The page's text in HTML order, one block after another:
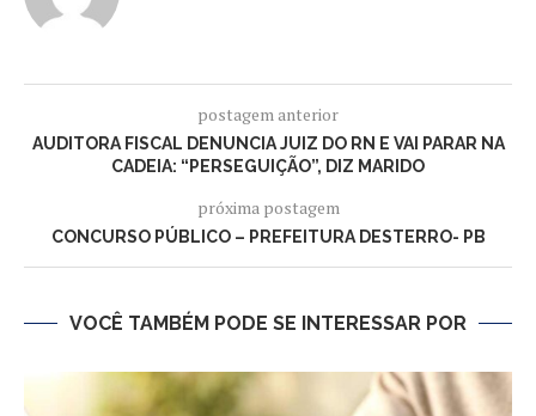
postagem anterior
AUDITORA FISCAL DENUNCIA JUIZ DO RN E VAI PARAR NA
CADEIA: “PERSEGUIÇÃO”, DIZ MARIDO
próxima postagem
CONCURSO PÚBLICO – PREFEITURA DESTERRO- PB
VOCÊ TAMBÉM PODE SE INTERESSAR POR